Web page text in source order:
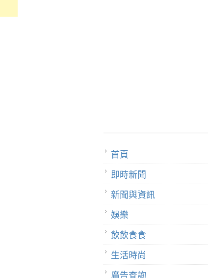
首頁
即時新聞
新聞與資訊
娛樂
飲飲食食
生活時尚
廣告查詢